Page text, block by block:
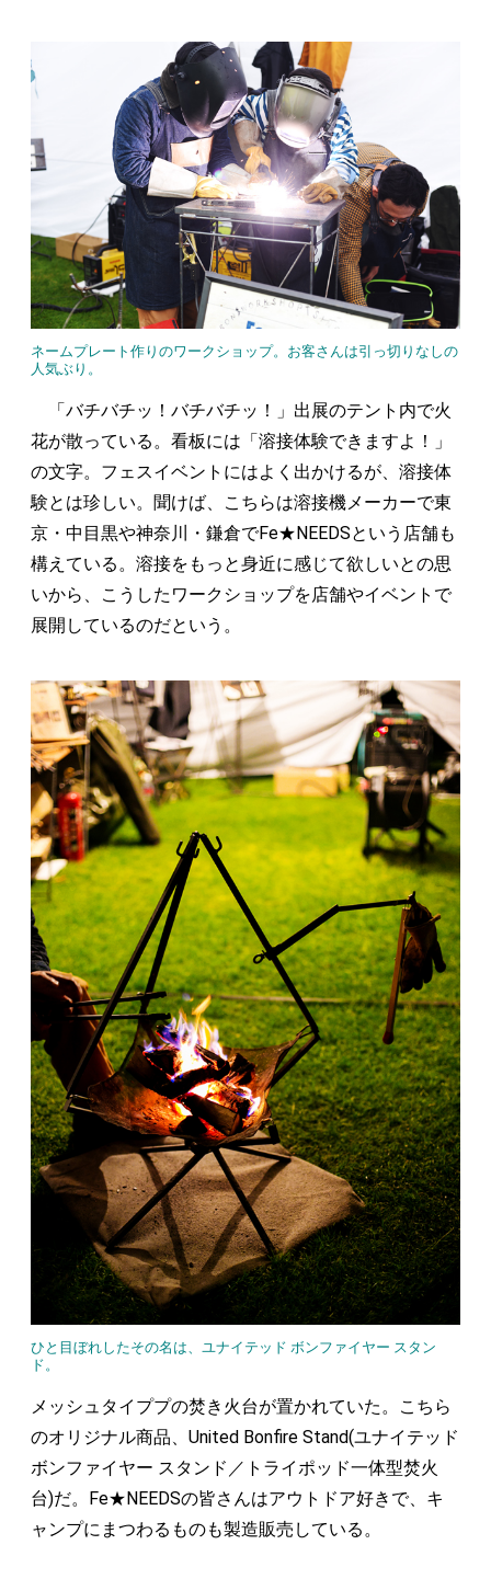
ネームプレート作りのワークショップ。お客さんは引っ切りなしの
人気ぶり。
「バチバチッ！バチバチッ！」出展のテント内で火
花が散っている。看板には「溶接体験できますよ！」
の文字。フェスイベントにはよく出かけるが、溶接体
験とは珍しい。聞けば、こちらは溶接機メーカーで東
京・中目黒や神奈川・鎌倉でFe★NEEDSという店舗も
構えている。溶接をもっと身近に感じて欲しいとの思
いから、こうしたワークショップを店舗やイベントで
展開しているのだという。
ひと目ぼれしたその名は、ユナイテッド ボンファイヤー スタン
ド。
メッシュタイププの焚き火台が置かれていた。こちら
のオリジナル商品、United Bonfire Stand(ユナイテッド
ボンファイヤー スタンド／トライポッド一体型焚火
台)だ。Fe★NEEDSの皆さんはアウトドア好きで、キ
ャンプにまつわるものも製造販売している。